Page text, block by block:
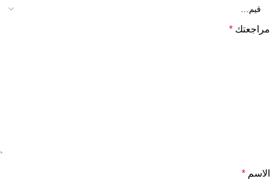
مراجعتك *
الاسم *